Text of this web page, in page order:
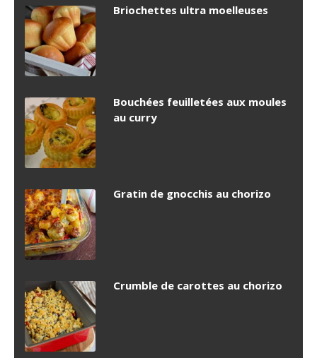
Briochettes ultra moelleuses
Bouchées feuilletées aux moules
au curry
Gratin de gnocchis au chorizo
Crumble de carottes au chorizo